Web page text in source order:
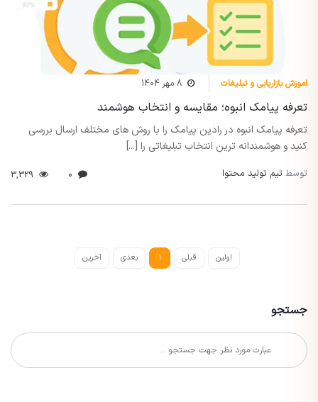
اموزش بازاریابی و تبلیغات 8 مهر 1404
تعرفه پیامک انبوه؛ مقایسه و انتخاب هوشمند
تعرفه پیامک انبوه در رادین پیامک را با روش های مختلف ارسال بررسی
کنید و هوشمندانه ترین انتخاب تبلیغاتی را [...]
توسط تیم تولید محتوا
اولین قبلی 1 بعدی آخرین
جستجو